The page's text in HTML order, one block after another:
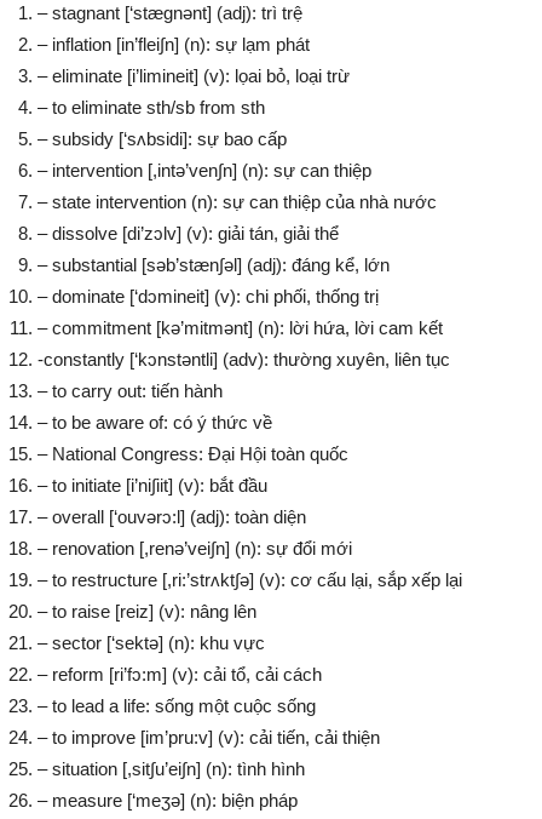
– stagnant [‘stægnənt] (adj): trì trệ
– inflation [in’flei∫n] (n): sự lạm phát
– eliminate [i’limineit] (v): lọai bỏ, loại trừ
– to eliminate sth/sb from sth
– subsidy [‘sʌbsidi]: sự bao cấp
– intervention [,intə’ven∫n] (n): sự can thiệp
– state intervention (n): sự can thiệp của nhà nước
– dissolve [di’zɔlv] (v): giải tán, giải thể
– substantial [səb’stæn∫əl] (adj): đáng kể, lớn
– dominate [‘dɔmineit] (v): chi phối, thống trị
– commitment [kə’mitmənt] (n): lời hứa, lời cam kết
-constantly [‘kɔnstəntli] (adv): thường xuyên, liên tục
– to carry out: tiến hành
– to be aware of: có ý thức về
– National Congress: Đại Hội toàn quốc
– to initiate [i’ni∫iit] (v): bắt đầu
– overall [‘ouvərɔ:l] (adj): toàn diện
– renovation [,renə’vei∫n] (n): sự đổi mới
– to restructure [,ri:’strʌkt∫ə] (v): cơ cấu lại, sắp xếp lại
– to raise [reiz] (v): nâng lên
– sector [‘sektə] (n): khu vực
– reform [ri’fɔ:m] (v): cải tổ, cải cách
– to lead a life: sống một cuộc sống
– to improve [im’pru:v] (v): cải tiến, cải thiện
– situation [,sit∫u’ei∫n] (n): tình hình
– measure [‘meʒə] (n): biện pháp